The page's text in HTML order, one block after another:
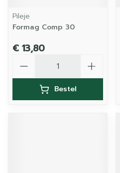
Pileje
Formag Comp 30
€ 13,80
Bestel